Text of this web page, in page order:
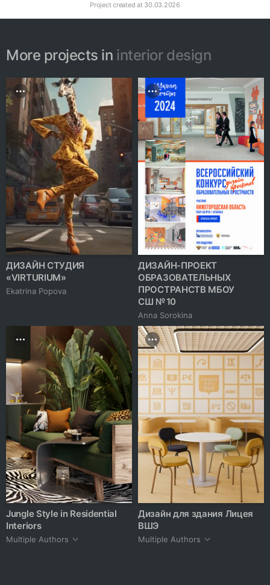
Project created at 30.03.2026
More projects in interior design
ДИЗАЙН СТУДИЯ
«VIRTURIUM»
Ekatrina Popova
ДИЗАЙН-ПРОЕКТ
ОБРАЗОВАТЕЛЬНЫХ
ПРОСТРАНСТВ МБОУ
СШ № 10
Anna Sorokina
Jungle Style in Residential
Interiors
Multiple Authors
Дизайн для здания Лицея
ВШЭ
Multiple Authors